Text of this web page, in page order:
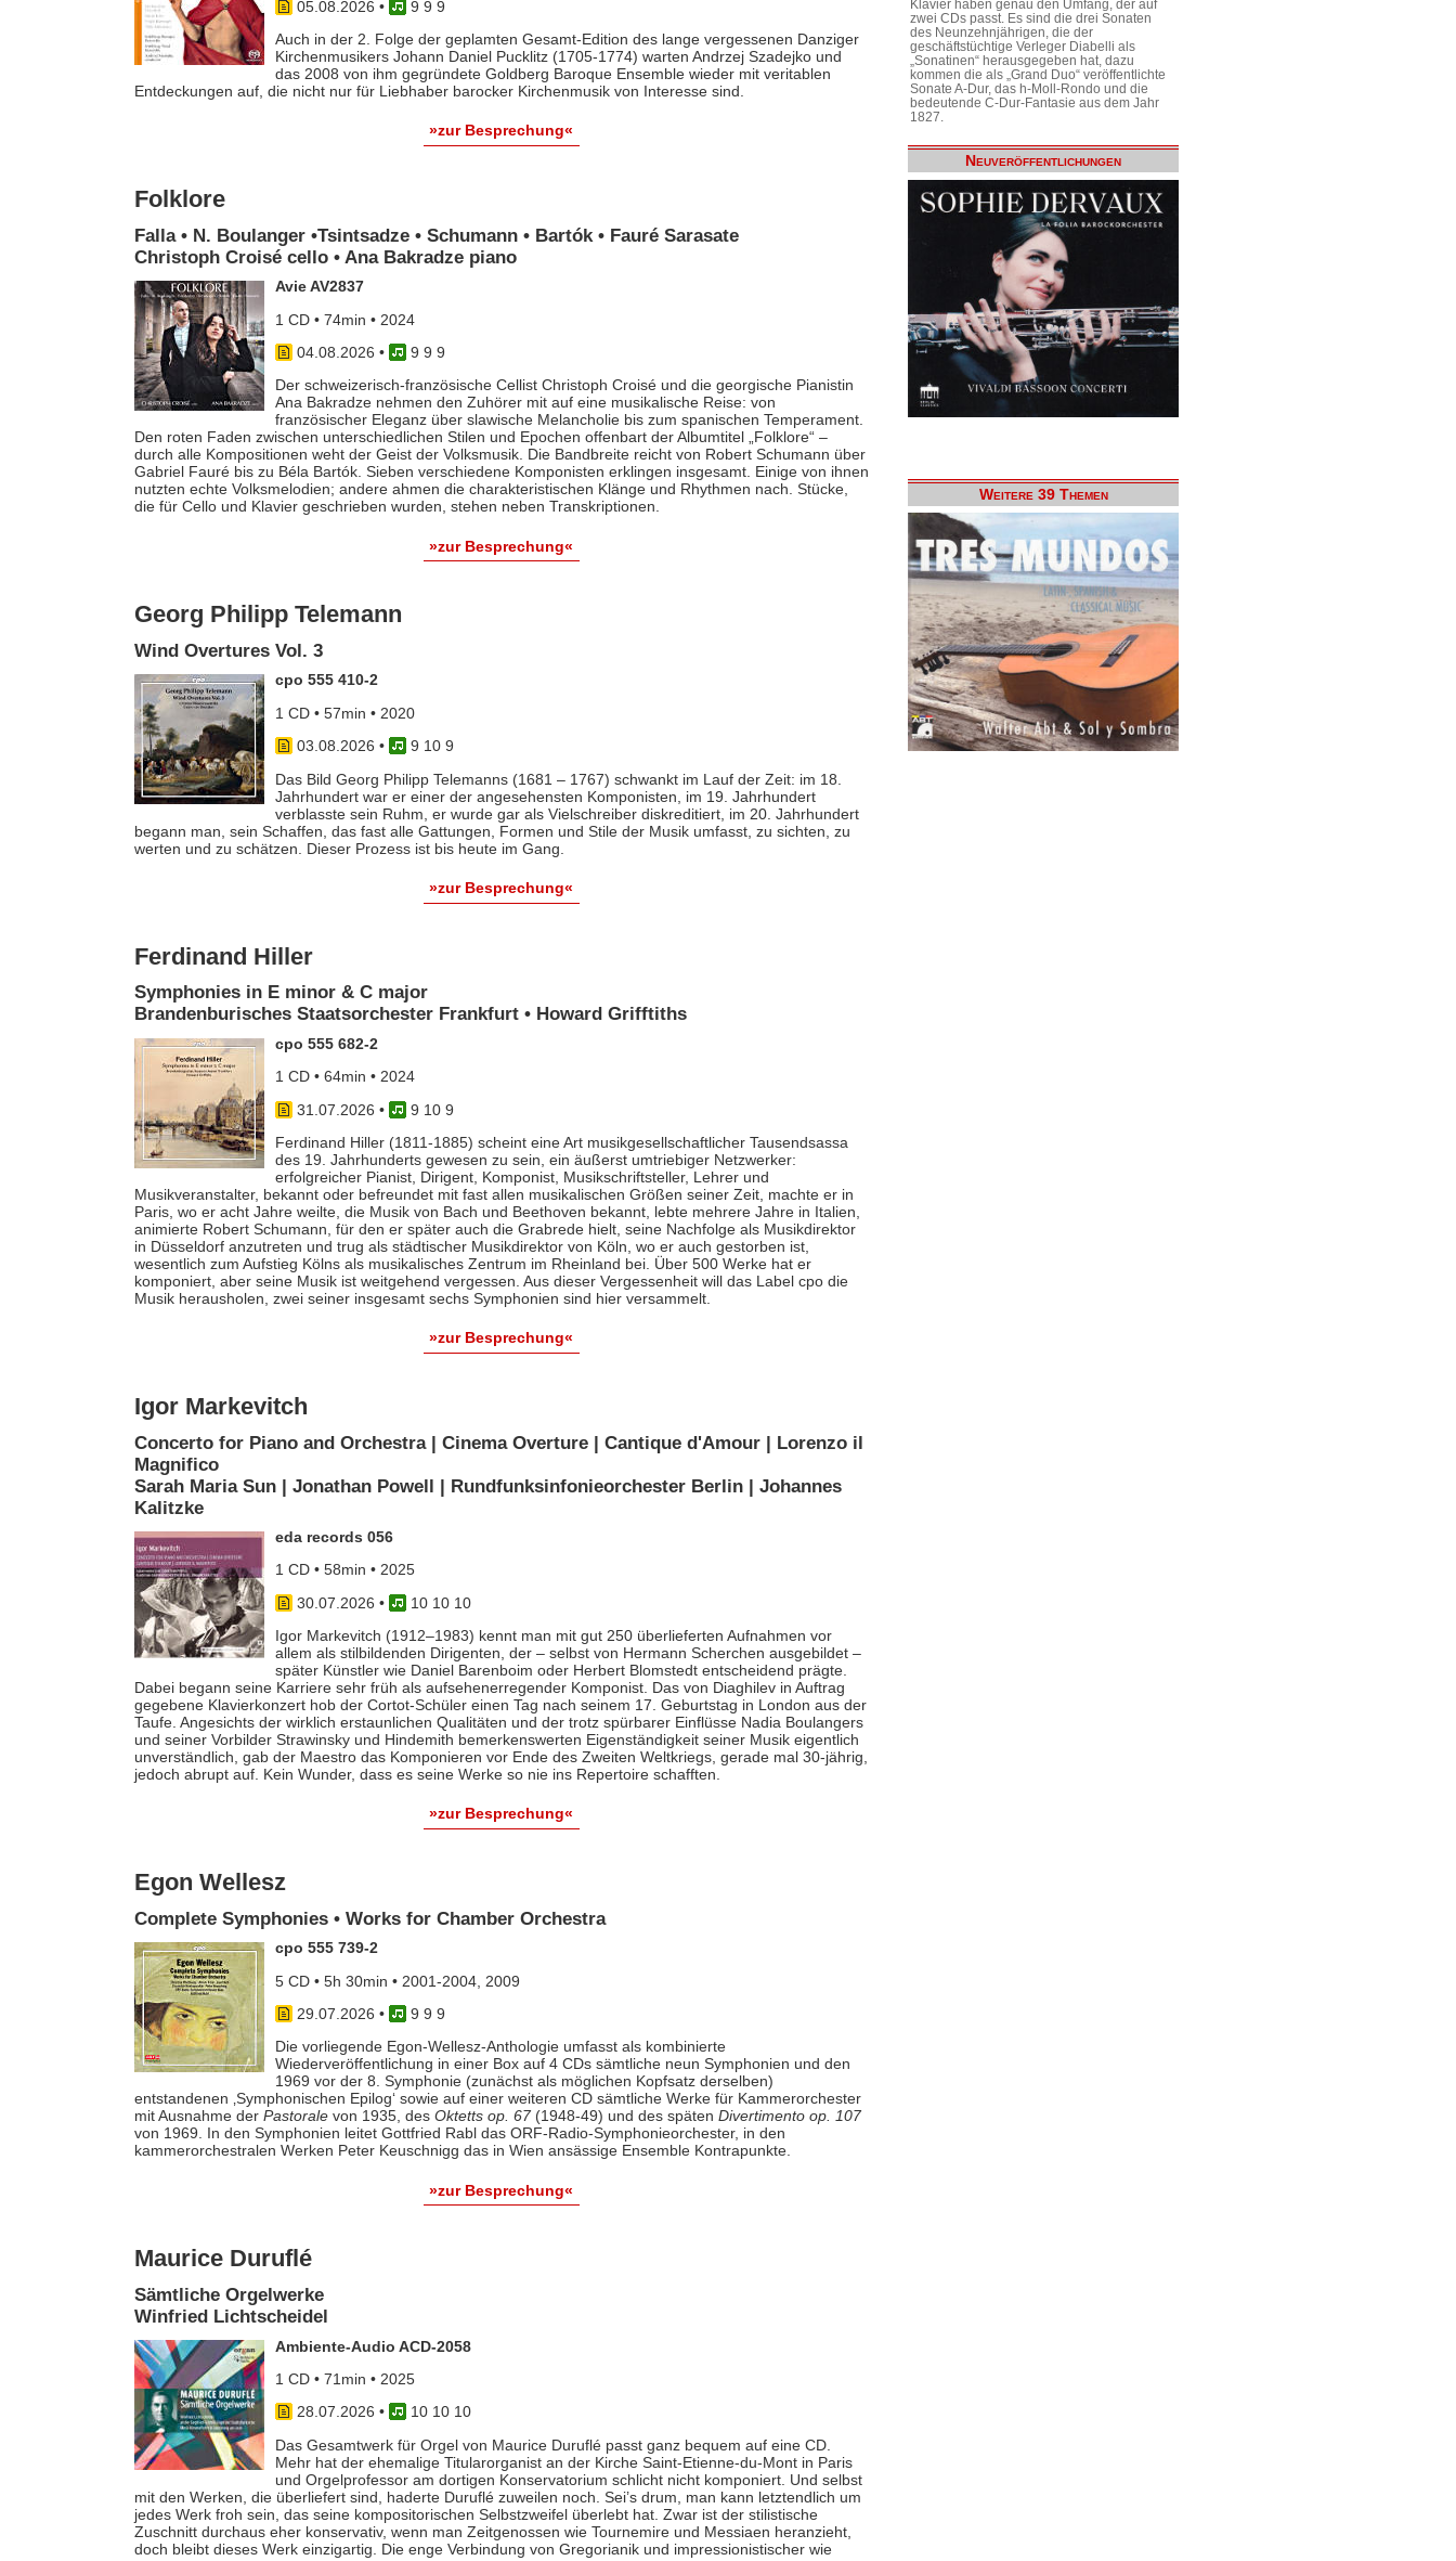
05.08.2026 •
9 9 9
Auch in der 2. Folge der geplamten Gesamt-Edition des lange vergessenen Danziger
Kirchenmusikers Johann Daniel Pucklitz (1705-1774) warten Andrzej Szadejko und
das 2008 von ihm gegründete Goldberg Baroque Ensemble wieder mit veritablen
Entdeckungen auf, die nicht nur für Liebhaber barocker Kirchenmusik von Interesse sind.
»zur Besprechung«
Folklore
Falla • N. Boulanger •Tsintsadze • Schumann • Bartók • Fauré Sarasate
Christoph Croisé cello • Ana Bakradze piano
Avie AV2837
1 CD • 74min • 2024
04.08.2026 •
9 9 9
Der schweizerisch-französische Cellist Christoph Croisé und die georgische Pianistin
Ana Bakradze nehmen den Zuhörer mit auf eine musikalische Reise: von
französischer Eleganz über slawische Melancholie bis zum spanischen Temperament.
Den roten Faden zwischen unterschiedlichen Stilen und Epochen offenbart der Albumtitel „Folklore“ –
durch alle Kompositionen weht der Geist der Volksmusik. Die Bandbreite reicht von Robert Schumann über
Gabriel Fauré bis zu Béla Bartók. Sieben verschiedene Komponisten erklingen insgesamt. Einige von ihnen
nutzten echte Volksmelodien; andere ahmen die charakteristischen Klänge und Rhythmen nach. Stücke,
die für Cello und Klavier geschrieben wurden, stehen neben Transkriptionen.
»zur Besprechung«
Georg Philipp Telemann
Wind Overtures Vol. 3
cpo 555 410-2
1 CD • 57min • 2020
03.08.2026 •
9 10 9
Das Bild Georg Philipp Telemanns (1681 – 1767) schwankt im Lauf der Zeit: im 18.
Jahrhundert war er einer der angesehensten Komponisten, im 19. Jahrhundert
verblasste sein Ruhm, er wurde gar als Vielschreiber diskreditiert, im 20. Jahrhundert
begann man, sein Schaffen, das fast alle Gattungen, Formen und Stile der Musik umfasst, zu sichten, zu
werten und zu schätzen. Dieser Prozess ist bis heute im Gang.
»zur Besprechung«
Ferdinand Hiller
Symphonies in E minor & C major
Brandenburisches Staatsorchester Frankfurt • Howard Grifftiths
cpo 555 682-2
1 CD • 64min • 2024
31.07.2026 •
9 10 9
Ferdinand Hiller (1811-1885) scheint eine Art musikgesellschaftlicher Tausendsassa
des 19. Jahrhunderts gewesen zu sein, ein äußerst umtriebiger Netzwerker:
erfolgreicher Pianist, Dirigent, Komponist, Musikschriftsteller, Lehrer und
Musikveranstalter, bekannt oder befreundet mit fast allen musikalischen Größen seiner Zeit, machte er in
Paris, wo er acht Jahre weilte, die Musik von Bach und Beethoven bekannt, lebte mehrere Jahre in Italien,
animierte Robert Schumann, für den er später auch die Grabrede hielt, seine Nachfolge als Musikdirektor
in Düsseldorf anzutreten und trug als städtischer Musikdirektor von Köln, wo er auch gestorben ist,
wesentlich zum Aufstieg Kölns als musikalisches Zentrum im Rheinland bei. Über 500 Werke hat er
komponiert, aber seine Musik ist weitgehend vergessen. Aus dieser Vergessenheit will das Label cpo die
Musik herausholen, zwei seiner insgesamt sechs Symphonien sind hier versammelt.
»zur Besprechung«
Igor Markevitch
Concerto for Piano and Orchestra | Cinema Overture | Cantique d'Amour | Lorenzo il
Magnifico
Sarah Maria Sun | Jonathan Powell | Rundfunksinfonieorchester Berlin | Johannes
Kalitzke
eda records 056
1 CD • 58min • 2025
30.07.2026 •
10 10 10
Igor Markevitch (1912–1983) kennt man mit gut 250 überlieferten Aufnahmen vor
allem als stilbildenden Dirigenten, der – selbst von Hermann Scherchen ausgebildet –
später Künstler wie Daniel Barenboim oder Herbert Blomstedt entscheidend prägte.
Dabei begann seine Karriere sehr früh als aufsehenerregender Komponist. Das von Diaghilev in Auftrag
gegebene Klavierkonzert hob der Cortot-Schüler einen Tag nach seinem 17. Geburtstag in London aus der
Taufe. Angesichts der wirklich erstaunlichen Qualitäten und der trotz spürbarer Einflüsse Nadia Boulangers
und seiner Vorbilder Strawinsky und Hindemith bemerkenswerten Eigenständigkeit seiner Musik eigentlich
unverständlich, gab der Maestro das Komponieren vor Ende des Zweiten Weltkriegs, gerade mal 30-jährig,
jedoch abrupt auf. Kein Wunder, dass es seine Werke so nie ins Repertoire schafften.
»zur Besprechung«
Egon Wellesz
Complete Symphonies • Works for Chamber Orchestra
cpo 555 739-2
5 CD • 5h 30min • 2001-2004, 2009
29.07.2026 •
9 9 9
Die vorliegende Egon-Wellesz-Anthologie umfasst als kombinierte
Wiederveröffentlichung in einer Box auf 4 CDs sämtliche neun Symphonien und den
1969 vor der 8. Symphonie (zunächst als möglichen Kopfsatz derselben)
entstandenen ‚Symphonischen Epilog‘ sowie auf einer weiteren CD sämtliche Werke für Kammerorchester
mit Ausnahme der Pastoralevon 1935, des Oktetts op. 67(1948-49) und des späten Divertimento op. 107
von 1969. In den Symphonien leitet Gottfried Rabl das ORF-Radio-Symphonieorchester, in den
kammerorchestralen Werken Peter Keuschnigg das in Wien ansässige Ensemble Kontrapunkte.
»zur Besprechung«
Maurice Duruflé
Sämtliche Orgelwerke
Winfried Lichtscheidel
Ambiente-Audio ACD-2058
1 CD • 71min • 2025
28.07.2026 •
10 10 10
Das Gesamtwerk für Orgel von Maurice Duruflé passt ganz bequem auf eine CD.
Mehr hat der ehemalige Titularorganist an der Kirche Saint-Etienne-du-Mont in Paris
und Orgelprofessor am dortigen Konservatorium schlicht nicht komponiert. Und selbst
mit den Werken, die überliefert sind, haderte Duruflé zuweilen noch. Sei’s drum, man kann letztendlich um
jedes Werk froh sein, das seine kompositorischen Selbstzweifel überlebt hat. Zwar ist der stilistische
Zuschnitt durchaus eher konservativ, wenn man Zeitgenossen wie Tournemire und Messiaen heranzieht,
doch bleibt dieses Werk einzigartig. Die enge Verbindung von Gregorianik und impressionistischer wie
Klavier haben genau den Umfang, der auf
zwei CDs passt. Es sind die drei Sonaten
des Neunzehnjährigen, die der
geschäftstüchtige Verleger Diabelli als
„Sonatinen“ herausgegeben hat, dazu
kommen die als „Grand Duo“ veröffentlichte
Sonate A-Dur, das h-Moll-Rondo und die
bedeutende C-Dur-Fantasie aus dem Jahr
1827.
Neuveröffentlichungen
Weitere 39 Themen